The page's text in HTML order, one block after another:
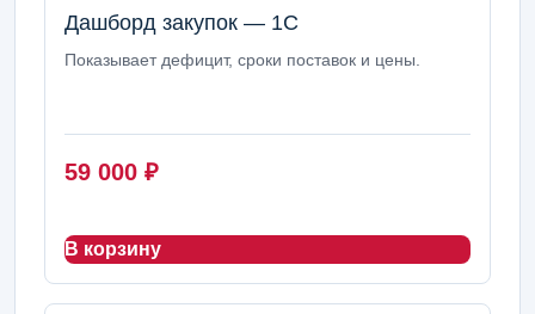
Дашборд закупок — 1С
Показывает дефицит, сроки поставок и цены.
59 000 ₽
В корзину